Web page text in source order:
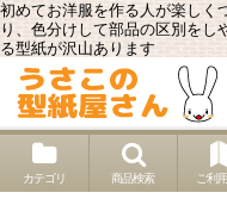
初めてお洋服を作る人が楽しく
り、色分けして部品の区別をし
る型紙が沢山あります
カテゴリ 商品検索 ご利